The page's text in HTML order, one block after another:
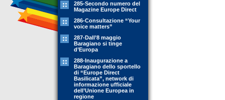
285-Secondo numero del
Magazine Europe Direct
286-Consultazione “Your
voice matters”
287-Dall’8 maggio
Baragiano si tinge
d’Europa
288-Inaugurazione a
Baragiano dello sportello
di “Europe Direct
Basilicata”, network di
informazione ufficiale
dell’Unione Europea in
regione